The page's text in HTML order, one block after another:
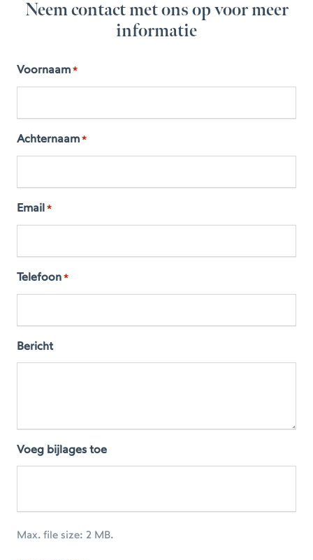
Neem contact met ons op voor meer
informatie
Voornaam *
Achternaam *
Email *
Telefoon *
Bericht
Voeg bijlages toe
Max. file size: 2 MB.